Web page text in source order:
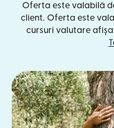
Oferta este valabilă
client. Oferta este
cursuri valutare